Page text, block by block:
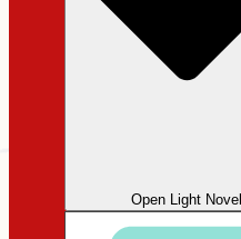
Open Light Novel